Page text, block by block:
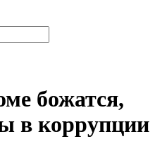
божатся,
в коррупции